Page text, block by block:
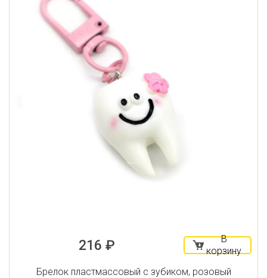
216 ₽
В
корзину
Брелок пластмассовый с зубиком, розовый